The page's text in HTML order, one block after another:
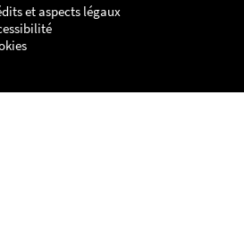
et aspects légaux